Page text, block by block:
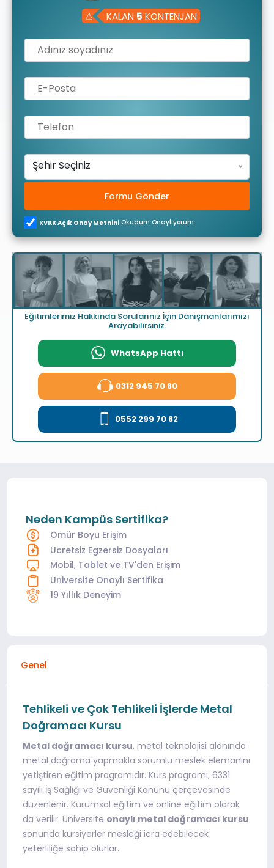
⚠ KALAN 5 KONTENJAN
Şehir Seçiniz
Formu Gönder
KVKK Açık Onay Metnini Okudum Onaylıyorum.
Eğitimlerimiz Hakkında Sorularınız İçin Danışmanlarımızı
Arayabilirsiniz.
WhatsApp Hattı
0312 945 70 80
0552 299 70 82
Neden Kampüs Sertifika?
Ömür Boyu Erişim
Ücretsiz Egzersiz Dosyaları
Mobil, Tablet ve TV'den Erişim
Üniversite Onaylı Sertifika
19 Yıllık Deneyim
Genel
Tehlikeli ve Çok Tehlikeli İşlerde Metal
Doğramacı Kursu
Metal doğramacı kursu, metal teknolojisi alanında
metal doğrama yapmakla sorumlu meslek elemanını
yetiştiren eğitim programıdır. Kurs programı, 6331
sayılı İş Sağlığı ve Güvenliği Kanunu çerçevesinde
düzenlenir. Kurumsal eğitim ve online eğitim olarak
da verilir. Üniversite onaylı metal doğramacı kursu
sonunda kursiyerler mesleği icra edebilecek
yeterliliğe sahip olurlar.